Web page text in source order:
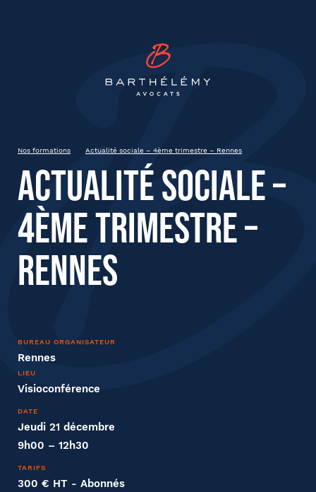
Nos formations Actualité sociale – 4ème trimestre – Rennes
Actualité sociale –
4ème trimestre –
Rennes
BUREAU ORGANISATEUR
Rennes
LIEU
Visioconférence
DATE
Jeudi 21 décembre
9h00 – 12h30
TARIFS
300 € HT - Abonnés
Actualité sociale – 4ème
trimestre – Rennes
9h00 – 12h30
État civil
Prénom
Entreprise
Société